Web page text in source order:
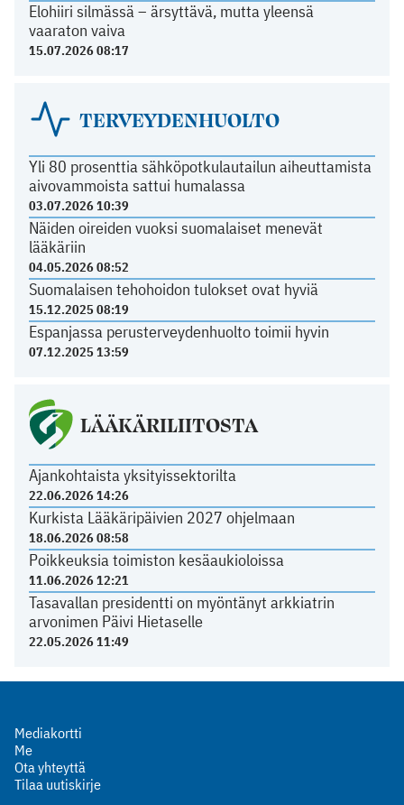
Elohiiri silmässä – ärsyttävä, mutta yleensä
vaaraton vaiva
15.07.2026 08:17
TERVEYDENHUOLTO
Yli 80 prosenttia sähköpotkulautailun aiheuttamista
aivovammoista sattui humalassa
03.07.2026 10:39
Näiden oireiden vuoksi suomalaiset menevät
lääkäriin
04.05.2026 08:52
Suomalaisen tehohoidon tulokset ovat hyviä
15.12.2025 08:19
Espanjassa perusterveydenhuolto toimii hyvin
07.12.2025 13:59
LÄÄKÄRILIITOSTA
Ajankohtaista yksityissektorilta
22.06.2026 14:26
Kurkista Lääkäripäivien 2027 ohjelmaan
18.06.2026 08:58
Poikkeuksia toimiston kesäaukioloissa
11.06.2026 12:21
Tasavallan presidentti on myöntänyt arkkiatrin
arvonimen Päivi Hietaselle
22.05.2026 11:49
Mediakortti
Me
Ota yhteyttä
Tilaa uutiskirje